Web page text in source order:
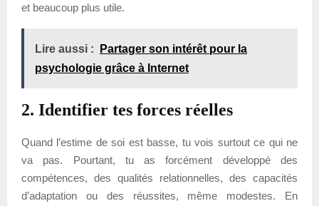
et beaucoup plus utile.
Lire aussi :
Partager son intérêt pour la
psychologie grâce à Internet
2. Identifier tes forces réelles
Quand l’estime de soi est basse, tu vois surtout ce qui ne
va pas. Pourtant, tu as forcément développé des
compétences, des qualités relationnelles, des capacités
d’adaptation ou des réussites, même modestes. En